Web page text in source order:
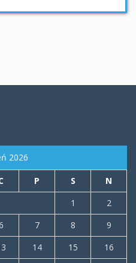
2026
P S
N
1
2
7 8
9
14 15
16